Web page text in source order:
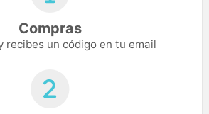
Compras
recibes un código en tu email